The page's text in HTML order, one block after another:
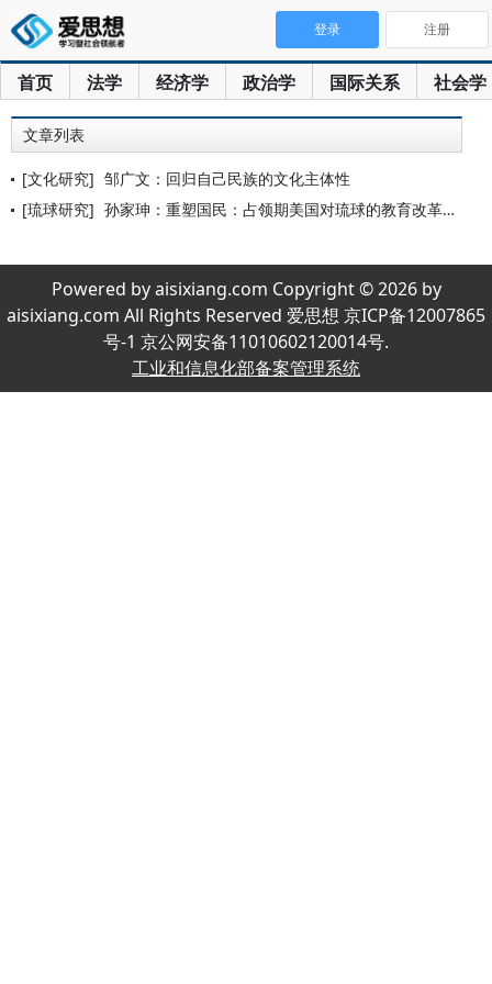
首页 法学 经济学 政治学 国际关系 社会学
登录 注册
文章列表
[文化研究] 邹广文：回归自己民族的文化主体性
[琉球研究] 孙家珅：重塑国民：占领期美国对琉球的教育改革和文化构建
Powered by aisixiang.com Copyright © 2026 by
aisixiang.com All Rights Reserved 爱思想 京ICP备12007865
号-1 京公网安备11010602120014号.
工业和信息化部备案管理系统